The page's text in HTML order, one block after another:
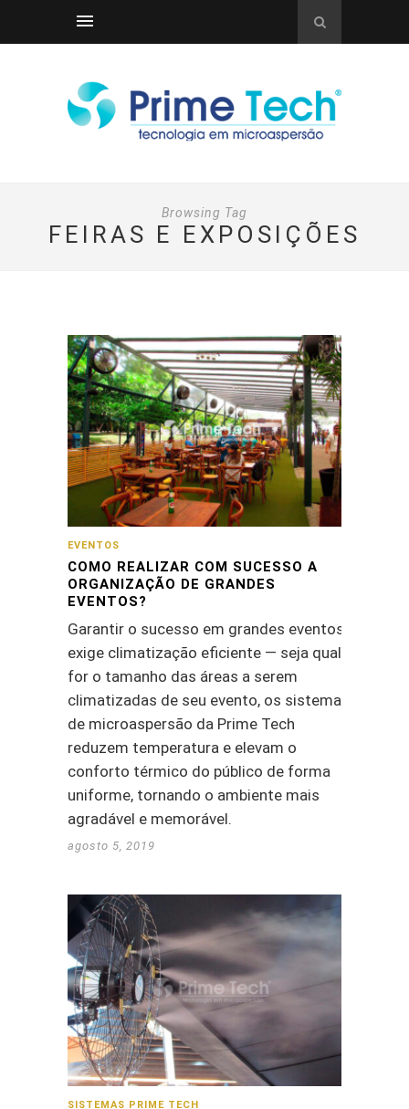
Browsing Tag
FEIRAS E EXPOSIÇÕES
EVENTOS
COMO REALIZAR COM SUCESSO A
ORGANIZAÇÃO DE GRANDES
EVENTOS?
Garantir o sucesso em grandes eventos
exige climatização eficiente — seja qual
for o tamanho das áreas a serem
climatizadas de seu evento, os sistemas
de microaspersão da Prime Tech
reduzem temperatura e elevam o
conforto térmico do público de forma
uniforme, tornando o ambiente mais
agradável e memorável.
agosto 5, 2019
SISTEMAS PRIME TECH